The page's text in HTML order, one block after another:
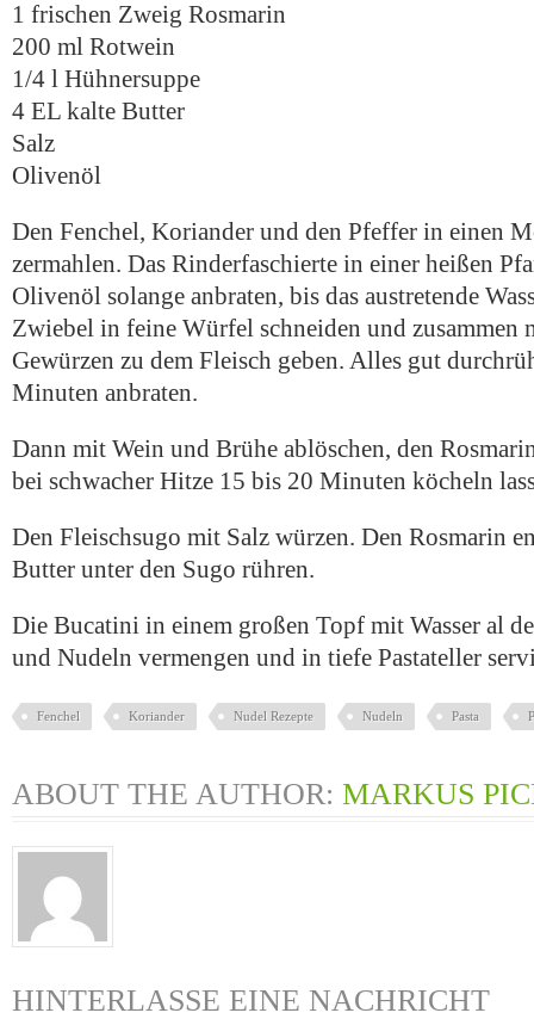
1 frischen Zweig Rosmarin
200 ml Rotwein
1/4 l Hühnersuppe
4 EL kalte Butter
Salz
Olivenöl
Den Fenchel, Koriander und den Pfeffer in einen
zermahlen. Das Rinderfaschierte in einer heißen
Olivenöl solange anbraten, bis das austretende
Zwiebel in feine Würfel schneiden und zusammen
Gewürzen zu dem Fleisch geben. Alles gut
Minuten anbraten.
Dann mit Wein und Brühe ablöschen, den
bei schwacher Hitze 15 bis 20 Minuten köcheln
Den Fleischsugo mit Salz würzen. Den Rosmarin
Butter unter den Sugo rühren.
Die Bucatini in einem großen Topf mit Wasser al
und Nudeln vermengen und in tiefe Pastateller
Fenchel Koriander Nudel Rezepte Nudeln Pasta
ABOUT THE AUTHOR: MARKUS
HINTERLASSE EINE NACHRICHT